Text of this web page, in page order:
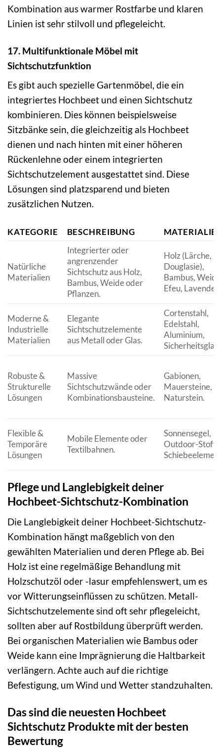
Kombination aus warmer Rostfarbe und klaren
Linien ist sehr stilvoll und pflegeleicht.
17. Multifunktionale Möbel mit
Sichtschutzfunktion
Es gibt auch spezielle Gartenmöbel, die ein
integriertes Hochbeet und einen Sichtschutz
kombinieren. Dies können beispielsweise
Sitzbänke sein, die gleichzeitig als Hochbeet
dienen und nach hinten mit einer höheren
Rückenlehne oder einem integrierten
Sichtschutzelement ausgestattet sind. Diese
Lösungen sind platzsparend und bieten
zusätzlichen Nutzen.
KATEGORIE BESCHREIBUNG
Natürliche
Materialien
Integrierter oder
angrenzender
Sichtschutz aus Holz,
Bambus, Weide oder
Pflanzen.
Holz (Lärche,
Douglasie),
Bambus,
Efeu, Lavendel.
Moderne &
Industrielle
Materialien
Elegante
Sichtschutzelemente
aus Metall oder Glas.
Cortenstahl,
Edelstahl,
Aluminium,
Sicherheitsglas.
Robuste &
Strukturelle
Lösungen
Massive
Sichtschutzwände oder
Kombinationsbausteine.
Gabionen,
Mauersteine,
Naturstein.
Flexible &
Temporäre
Lösungen
Mobile Elemente oder
Textilbahnen.
Sonnensegel,
Outdoor-
Pflege und Langlebigkeit deiner
Hochbeet-Sichtschutz-Kombination
Die Langlebigkeit deiner Hochbeet-Sichtschutz-
Kombination hängt maßgeblich von den
gewählten Materialien und deren Pflege ab. Bei
Holz ist eine regelmäßige Behandlung mit
Holzschutzöl oder -lasur empfehlenswert, um es
vor Witterungseinflüssen zu schützen. Metall-
Sichtschutzelemente sind oft sehr pflegeleicht,
sollten aber auf Rostbildung überprüft werden.
Bei organischen Materialien wie Bambus oder
Weide kann eine Imprägnierung die Haltbarkeit
verlängern. Achte auch auf die richtige
Befestigung, um Wind und Wetter standzuhalten.
Das sind die neuesten Hochbeet
Sichtschutz Produkte mit der besten
Bewertung